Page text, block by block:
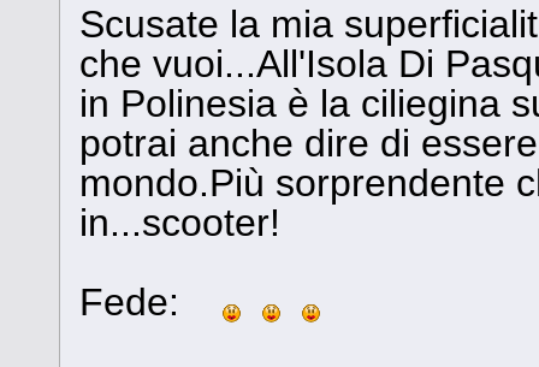
Scusate la mia
che vuoi...All'Isola Di
in Polinesia è la ciliegina
potrai anche dire di
mondo.Più sorprendente
in...scooter!
Fede: